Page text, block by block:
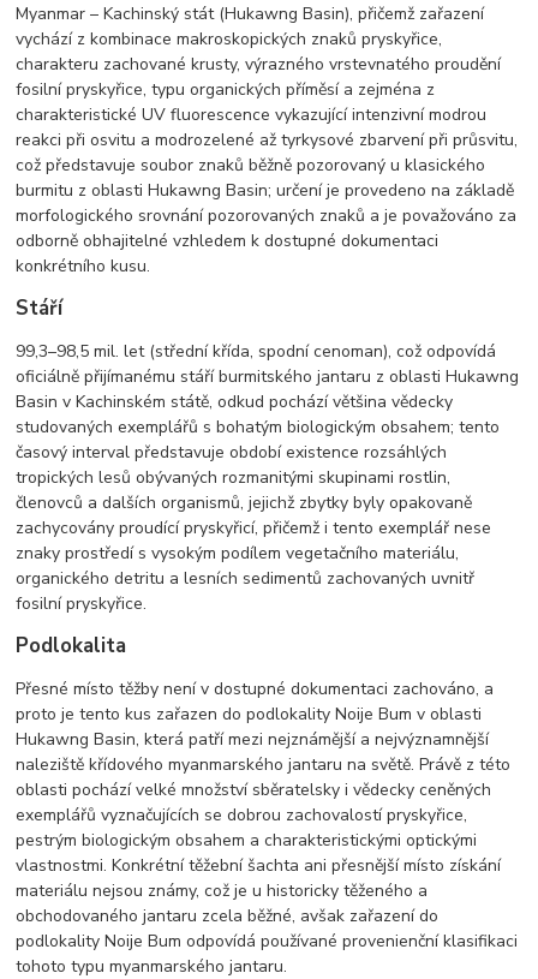
Myanmar – Kachinský stát (Hukawng Basin), přičemž zařazení
vychází z kombinace makroskopických znaků pryskyřice,
charakteru zachované krusty, výrazného vrstevnatého proudění
fosilní pryskyřice, typu organických příměsí a zejména z
charakteristické UV fluorescence vykazující intenzivní modrou
reakci při osvitu a modrozelené až tyrkysové zbarvení při průsvitu,
což představuje soubor znaků běžně pozorovaný u klasického
burmitu z oblasti Hukawng Basin; určení je provedeno na základě
morfologického srovnání pozorovaných znaků a je považováno za
odborně obhajitelné vzhledem k dostupné dokumentaci
konkrétního kusu.
Stáří
99,3–98,5 mil. let (střední křída, spodní cenoman), což odpovídá
oficiálně přijímanému stáří burmitského jantaru z oblasti Hukawng
Basin v Kachinském státě, odkud pochází většina vědecky
studovaných exemplářů s bohatým biologickým obsahem; tento
časový interval představuje období existence rozsáhlých
tropických lesů obývaných rozmanitými skupinami rostlin,
členovců a dalších organismů, jejichž zbytky byly opakovaně
zachycovány proudící pryskyřicí, přičemž i tento exemplář nese
znaky prostředí s vysokým podílem vegetačního materiálu,
organického detritu a lesních sedimentů zachovaných uvnitř
fosilní pryskyřice.
Podlokalita
Přesné místo těžby není v dostupné dokumentaci zachováno, a
proto je tento kus zařazen do podlokality Noije Bum v oblasti
Hukawng Basin, která patří mezi nejznámější a nejvýznamnější
naleziště křídového myanmarského jantaru na světě. Právě z této
oblasti pochází velké množství sběratelsky i vědecky ceněných
exemplářů vyznačujících se dobrou zachovalostí pryskyřice,
pestrým biologickým obsahem a charakteristickými optickými
vlastnostmi. Konkrétní těžební šachta ani přesnější místo získání
materiálu nejsou známy, což je u historicky těženého a
obchodovaného jantaru zcela běžné, avšak zařazení do
podlokality Noije Bum odpovídá používané provenienční klasifikaci
tohoto typu myanmarského jantaru.